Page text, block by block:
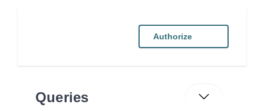
Authorize
Queries